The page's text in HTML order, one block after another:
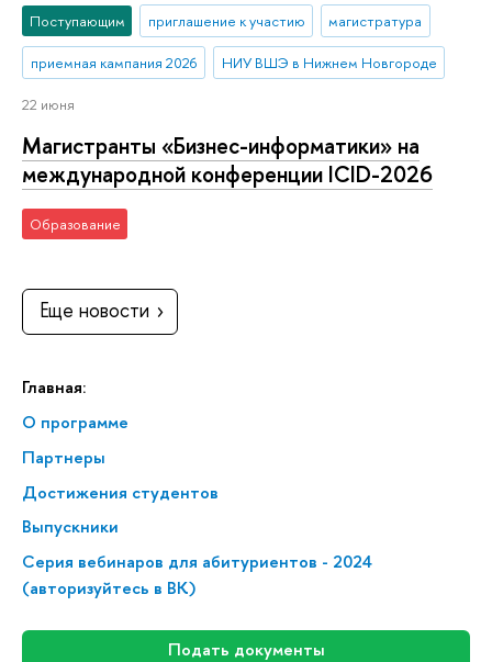
Главная:
О программе
Партнеры
Достижения студентов
Выпускники
Серия вебинаров для абитуриентов - 2024
(авторизуйтесь в ВК)
Подать документы
Поступающим приглашение к участию магистратура
приемная кампания 2026 НИУ ВШЭ в Нижнем Новгороде
22 июня
Магистранты «Бизнес-информатики» на
международной конференции ICID-2026
Образование
Еще новости